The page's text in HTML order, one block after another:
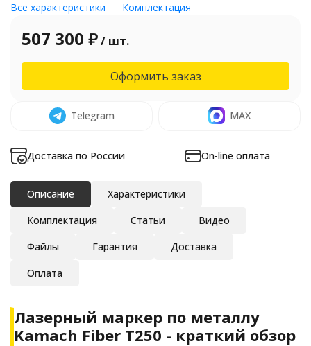
Все характеристики
Комплектация
507 300 ₽/ шт.
Оформить заказ
Telegram MAX
Доставка по России On-line оплата
Описание
Характеристики
Комплектация
Статьи
Видео
Файлы
Гарантия
Доставка
Оплата
Лазерный маркер по металлу
Kamach Fiber T250 - краткий обзор